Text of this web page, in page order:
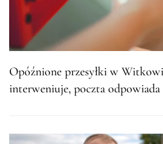
Opóźnione przesyłki w
interweniuje, poczta odpowiada